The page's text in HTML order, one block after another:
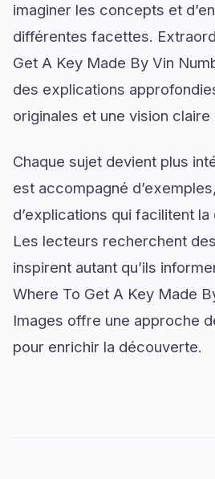
imaginer les concepts et
différentes facettes.
Get A Key Made By Vin
des explications
originales et une vision
Chaque sujet devient plus
est accompagné
d’explications qui facilitent
Les lecteurs recherchent
inspirent autant qu’ils
Where To Get A Key Made
Images offre une approche
pour enrichir la découverte.